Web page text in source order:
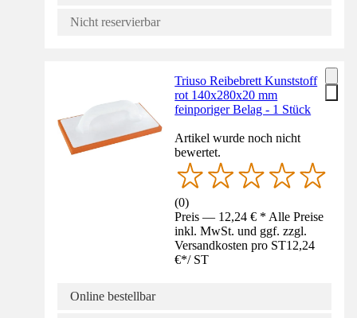
Nicht reservierbar
Triuso Reibebrett Kunststoff
rot 140x280x20 mm
feinporiger Belag - 1 Stück
Artikel wurde noch nicht
bewertet.
(0)
Preis — 12,24 € * Alle Preise
inkl. MwSt. und ggf. zzgl.
Versandkosten pro ST12,24
€*/ ST
Online bestellbar